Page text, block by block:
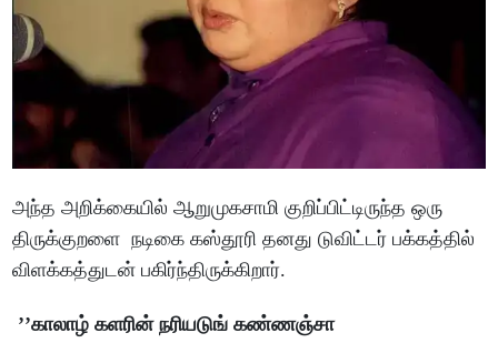
அந்த அறிக்கையில் ஆறுமுகசாமி குறிப்பிட்டிருந்த ஒரு
திருக்குறளை நடிகை கஸ்தூரி தனது டுவிட்டர் பக்கத்தில்
விளக்கத்துடன் பகிர்ந்திருக்கிறார்.
’’காலாழ் களரின் நரியடுங் கண்ணஞ்சா